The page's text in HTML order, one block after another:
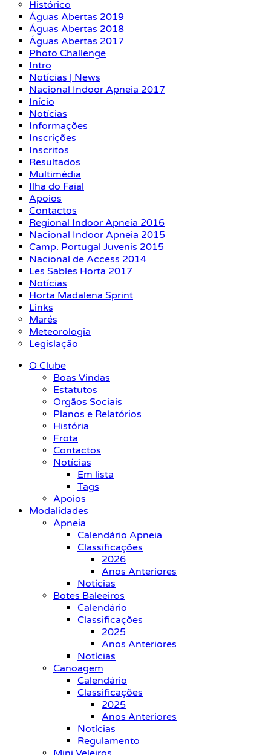
Histórico
Águas Abertas 2019
Águas Abertas 2018
Águas Abertas 2017
Photo Challenge
Intro
Notícias | News
Nacional Indoor Apneia 2017
Início
Notícias
Informações
Inscrições
Inscritos
Resultados
Multimédia
Ilha do Faial
Apoios
Contactos
Regional Indoor Apneia 2016
Nacional Indoor Apneia 2015
Camp. Portugal Juvenis 2015
Nacional de Access 2014
Les Sables Horta 2017
Notícias
Horta Madalena Sprint
Links
Marés
Meteorologia
Legislação
O Clube
Boas Vindas
Estatutos
Orgãos Sociais
Planos e Relatórios
História
Frota
Contactos
Notícias
Em lista
Tags
Apoios
Modalidades
Apneia
Calendário Apneia
Classificações
2026
Anos Anteriores
Notícias
Botes Baleeiros
Calendário
Classificações
2025
Anos Anteriores
Notícias
Canoagem
Calendário
Classificações
2025
Anos Anteriores
Notícias
Regulamento